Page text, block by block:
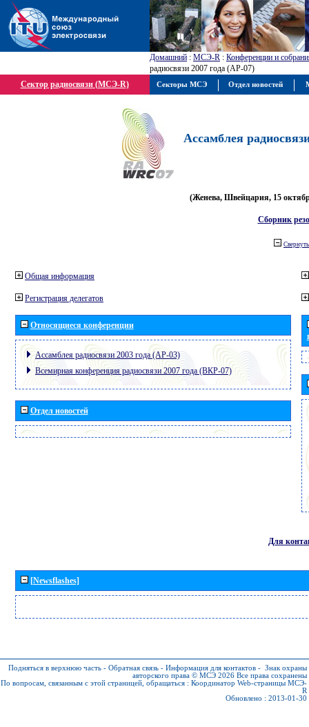
Домашний : МСЭ-R : Конференции и
радиосвязи 2007 года (АР-07)
Сектор радиосвязи (МСЭ-R)
Ассамблея
(Женева, Швейцария, 15
Сборник
Свернуть
Общая информация
Регистрация делегатов
Относящиеся конференции
Ассамблея радиосвязи 2003 года (АР-03)
Всемирная конференция радиосвязи 2007 года (ВКР-07)
Отдел новостей
Для
[Newsflashes]
Подняться в верхнюю часть - Обратная связь - Информация для контактов - Знак охраны
авторского права © МСЭ 2026 Все права сохранены
По вопросам, связанным с этой страницей, обращаться : Координатор Web-страницы МСЭ-
R
Обновлено : 2013-01-30
Секторы МСЭ Отдел новостей